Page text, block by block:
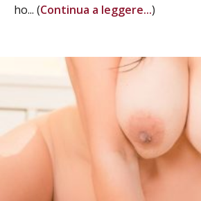
ho... (Continua a leggere...)